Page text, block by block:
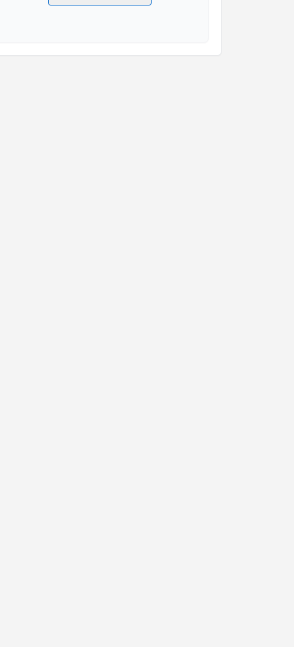
Kişisel verilerimin işlenmesine ilişkinAydınlatma Metni